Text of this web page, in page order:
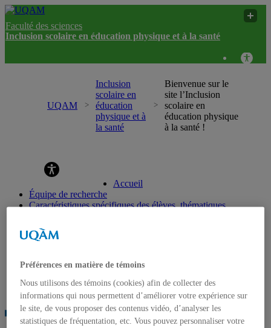
Faculté des sciences
Inclusion scolaire en éducation physique et à la santé
UQAM
Inclusion
scolaire en
éducation
physique et à
la santé
Bienvenue sur le
site l’Inclusion
scolaire en
éducation physique
à la santé !
Accueil
Équipe de recherche
Caractéristiques spécifiques des élèves, thématiques
Documentation pédagogique
Projets de recherche
Nouvelles
Nous joindre
Préférences en matière de témoins
Nous utilisons des témoins (cookies) afin de collecter des
informations qui nous permettent d’améliorer votre expérience sur
le site, de vous proposer des contenus vidéo, d’analyser les
statistiques de fréquentation, etc. Vous pouvez personnaliser votre